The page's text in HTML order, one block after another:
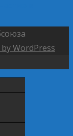
WordPress